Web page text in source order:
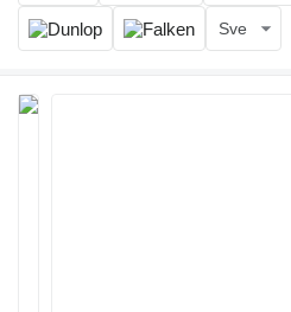
Sve